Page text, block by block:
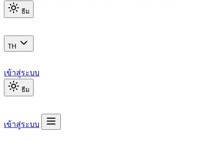
ธีม
TH
เข้าสู่ระบบ
ธีม
เข้าสู่ระบบ